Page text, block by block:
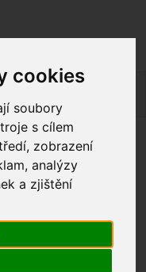
cookies
soubory
s cílem
zobrazení
analýzy
a zjištění
obchod v
nelze vyřídit.